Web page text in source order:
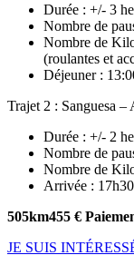
Durée : +/- 3
Nombre de
Nombre de
(roulantes et
Déjeuner :
Trajet 2 : Sanguesa –
Durée : +/- 2
Nombre de
Nombre de
Arrivée :
505km455 €
JE SUIS